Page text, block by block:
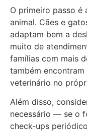
O primeiro passo é
animal. Cães e
adaptam bem a
muito de
famílias com mais
também
veterinário no
Além disso,
necessário — se o
check-ups